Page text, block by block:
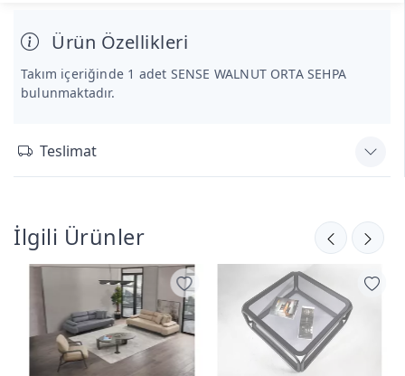
Ürün Özellikleri
Takım içeriğinde 1 adet SENSE WALNUT ORTA SEHPA
bulunmaktadır.
Teslimat
İlgili Ürünler